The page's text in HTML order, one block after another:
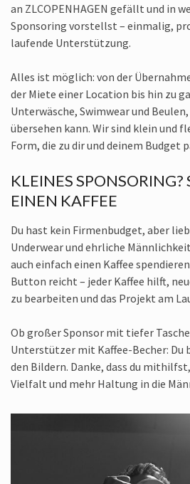
an ZLCOPENHAGEN gefällt und in
Sponsoring vorstellst – einmalig,
laufende Unterstützung.
Alles ist möglich: von der
der Miete einer Location bis hin zu
Unterwäsche, Swimwear und
übersehen kann. Wir sind klein und
Form, die zu dir und deinem Budget
KLEINES SPONSORING?
EINEN KAFFEE
Du hast kein Firmenbudget, aber
Underwear und ehrliche
auch einfach einen Kaffee
Button reicht – jeder Kaffee hilft,
zu bearbeiten und das Projekt am
Ob großer Sponsor mit tiefer
Unterstützer mit Kaffee-Becher: Du
den Bildern. Danke, dass du
Vielfalt und mehr Haltung in die